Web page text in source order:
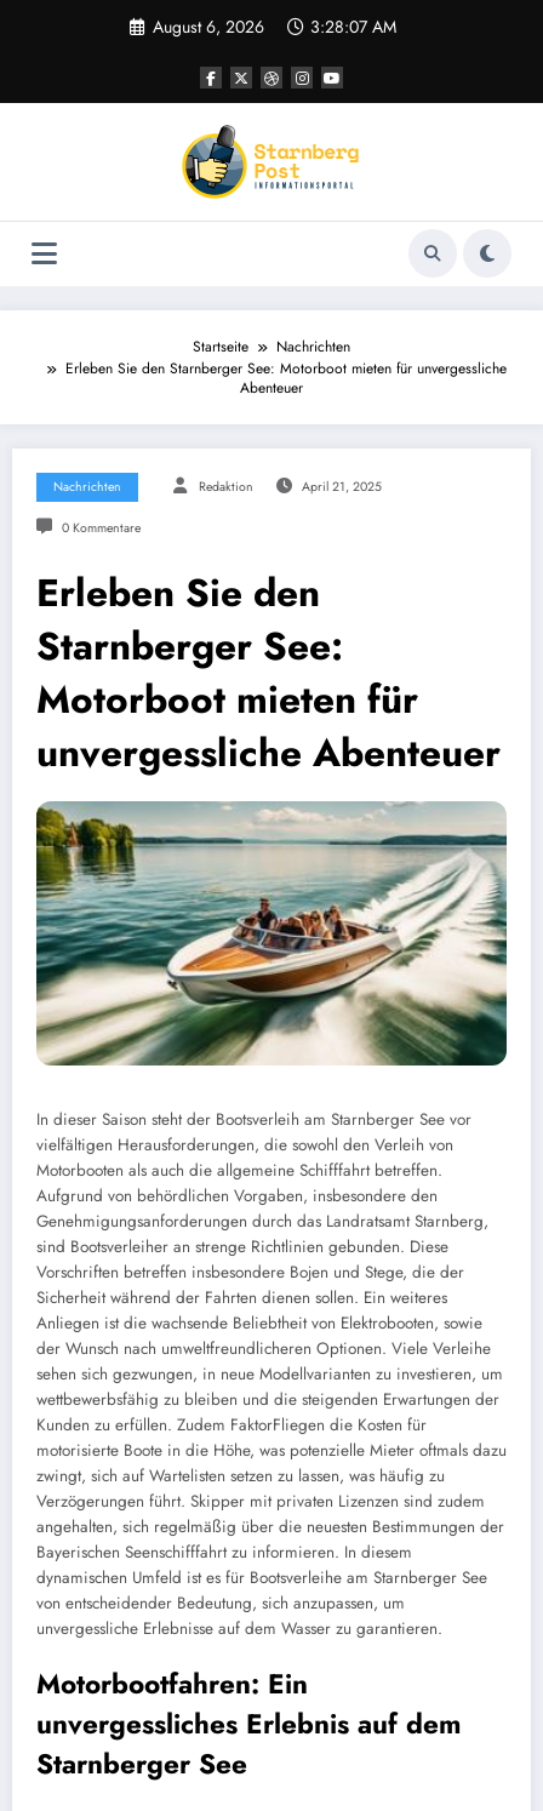
August 6, 2026 3:28:08 AM
Startseite
Nachrichten
Erleben Sie den Starnberger See: Motorboot mieten für unvergessliche
Abenteuer
Nachrichten Redaktion April 21, 2025
0 Kommentare
Erleben Sie den
Starnberger See:
Motorboot mieten für
unvergessliche Abenteuer
In dieser Saison steht der Bootsverleih am Starnberger See vor
vielfältigen Herausforderungen, die sowohl den Verleih von
Motorbooten als auch die allgemeine Schifffahrt betreffen.
Aufgrund von behördlichen Vorgaben, insbesondere den
Genehmigungsanforderungen durch das Landratsamt Starnberg,
sind Bootsverleiher an strenge Richtlinien gebunden. Diese
Vorschriften betreffen insbesondere Bojen und Stege, die der
Sicherheit während der Fahrten dienen sollen. Ein weiteres
Anliegen ist die wachsende Beliebtheit von Elektrobooten, sowie
der Wunsch nach umweltfreundlicheren Optionen. Viele Verleihe
sehen sich gezwungen, in neue Modellvarianten zu investieren, um
wettbewerbsfähig zu bleiben und die steigenden Erwartungen der
Kunden zu erfüllen. Zudem FaktorFliegen die Kosten für
motorisierte Boote in die Höhe, was potenzielle Mieter oftmals dazu
zwingt, sich auf Wartelisten setzen zu lassen, was häufig zu
Verzögerungen führt. Skipper mit privaten Lizenzen sind zudem
angehalten, sich regelmäßig über die neuesten Bestimmungen der
Bayerischen Seenschifffahrt zu informieren. In diesem
dynamischen Umfeld ist es für Bootsverleihe am Starnberger See
von entscheidender Bedeutung, sich anzupassen, um
unvergessliche Erlebnisse auf dem Wasser zu garantieren.
Motorbootfahren: Ein
unvergessliches Erlebnis auf dem
Starnberger See